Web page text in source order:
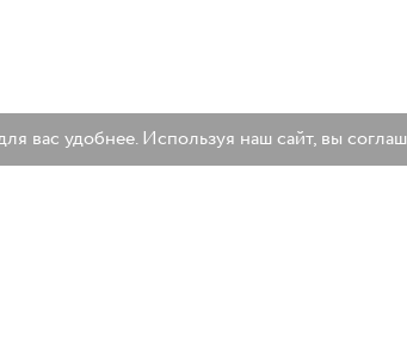
удобнее. Используя наш сайт, вы